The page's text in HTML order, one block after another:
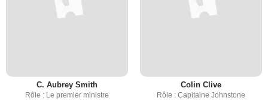
C. Aubrey Smith
Rôle : Le premier ministre
Colin Clive
Rôle : Capitaine Johnstone